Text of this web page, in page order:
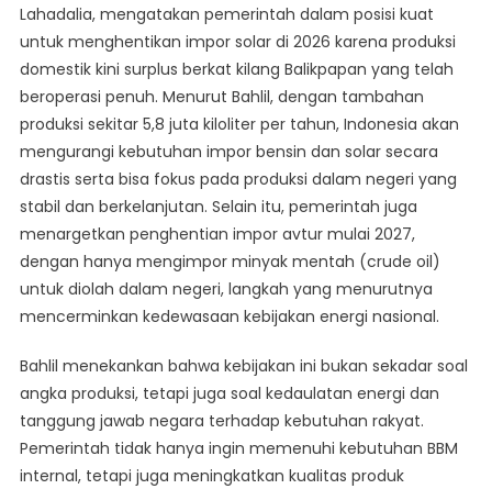
Lahadalia, mengatakan pemerintah dalam posisi kuat
untuk menghentikan impor solar di 2026 karena produksi
domestik kini surplus berkat kilang Balikpapan yang telah
beroperasi penuh. Menurut Bahlil, dengan tambahan
produksi sekitar 5,8 juta kiloliter per tahun, Indonesia akan
mengurangi kebutuhan impor bensin dan solar secara
drastis serta bisa fokus pada produksi dalam negeri yang
stabil dan berkelanjutan. Selain itu, pemerintah juga
menargetkan penghentian impor avtur mulai 2027,
dengan hanya mengimpor minyak mentah (crude oil)
untuk diolah dalam negeri, langkah yang menurutnya
mencerminkan kedewasaan kebijakan energi nasional.
Bahlil menekankan bahwa kebijakan ini bukan sekadar soal
angka produksi, tetapi juga soal kedaulatan energi dan
tanggung jawab negara terhadap kebutuhan rakyat.
Pemerintah tidak hanya ingin memenuhi kebutuhan BBM
internal, tetapi juga meningkatkan kualitas produk